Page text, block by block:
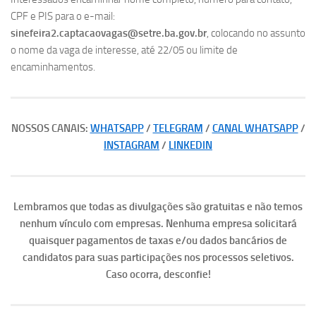
CPF e PIS para o e-mail:
sinefeira2.captacaovagas@setre.ba.gov.br, colocando no assunto
o nome da vaga de interesse, até 22/05 ou limite de
encaminhamentos.
NOSSOS CANAIS: WHATSAPP/ TELEGRAM / CANAL WHATSAPP/
INSTAGRAM / LINKEDIN
Lembramos que todas as divulgações são gratuitas e não temos
nenhum vínculo com empresas. Nenhuma empresa solicitará
quaisquer pagamentos de taxas e/ou dados bancários de
candidatos para suas participações nos processos seletivos.
Caso ocorra, desconfie!